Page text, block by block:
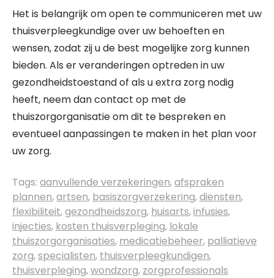
Het is belangrijk om open te communiceren met uw
thuisverpleegkundige over uw behoeften en
wensen, zodat zij u de best mogelijke zorg kunnen
bieden. Als er veranderingen optreden in uw
gezondheidstoestand of als u extra zorg nodig
heeft, neem dan contact op met de
thuiszorgorganisatie om dit te bespreken en
eventueel aanpassingen te maken in het plan voor
uw zorg.
Tags: aanvullende verzekeringen,afspraken
plannen,artsen, basiszorgverzekering,diensten,
flexibiliteit,gezondheidszorg, huisarts,infusies,
injecties, kosten thuisverpleging, lokale
thuiszorgorganisaties, medicatiebeheer, palliatieve
zorg,specialisten, thuisverpleegkundigen,
thuisverpleging,wondzorg, zorgprofessionals